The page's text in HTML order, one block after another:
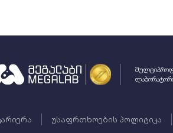
უსაფრთხოების პოლიტიკა